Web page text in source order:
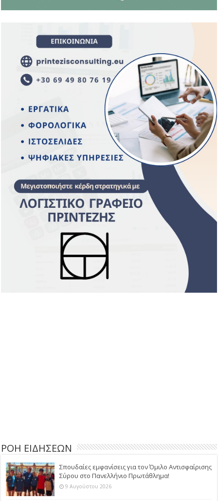
ΡΟΗ ΕΙΔΗΣΕΩΝ
Σπουδαίες εμφανίσεις για τον Όμιλο Αντισφαίρισης
Σύρου στο Πανελλήνιο Πρωτάθλημα!
9 Αυγούστου 2026